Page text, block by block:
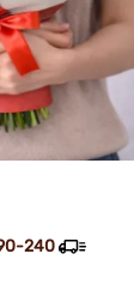
90-240